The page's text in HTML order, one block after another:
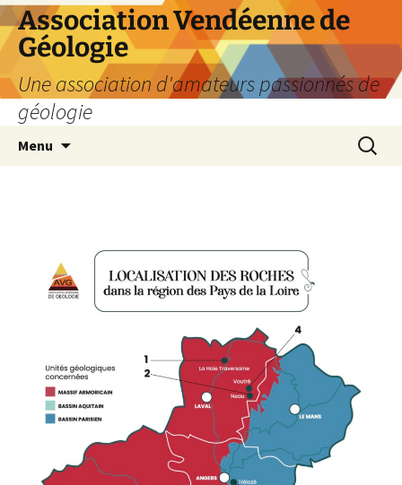
Aller
au
contenu
Association Vendéenne de
Géologie
Une association d'amateurs passionnés de
géologie
Menu